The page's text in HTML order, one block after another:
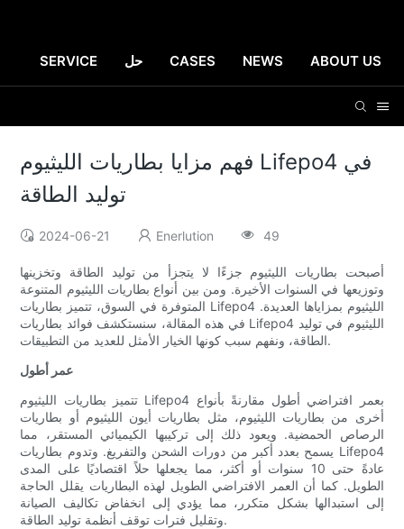
SERVICE حل CASES NEWS ABOUT US
فهم مزايا بطاريات الليثيوم Lifepo4 في
توليد الطاقة
2024-06-21 Enerlution 49
أصبحت بطاريات الليثيوم جزءًا لا يتجزأ من توليد الطاقة وتخزينها
وتوزيعها في السنوات الأخيرة. ومن بين أنواع بطاريات الليثيوم المتنوعة
المتوفرة في السوق، تتميز بطاريات Lifepo4 الليثيوم بمزاياها العديدة.
في هذه المقالة، سنستكشف فوائد بطاريات Lifepo4 الليثيوم في توليد
الطاقة، ونفهم سبب كونها الخيار الأمثل للعديد من التطبيقات.
عمر أطول
تتميز بطاريات الليثيوم Lifepo4 بعمر افتراضي أطول مقارنةً بأنواع
أخرى من بطاريات الليثيوم، مثل بطاريات أيون الليثيوم أو بطاريات
الرصاص الحمضية. ويعود ذلك إلى تركيبها الكيميائي المستقر، مما
يسمح بعدد أكبر من دورات الشحن والتفريغ. وتدوم بطاريات Lifepo4
عادةً حتى 10 سنوات أو أكثر، مما يجعلها حلاً اقتصاديًا على المدى
الطويل. كما أن العمر الافتراضي الطويل لهذه البطاريات يقلل الحاجة
إلى استبدالها بشكل متكرر، مما يؤدي إلى انخفاض تكاليف الصيانة
وتقليل فترات توقف أنظمة توليد الطاقة.